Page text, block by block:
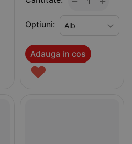
Optiuni:
Adauga in cos
♥